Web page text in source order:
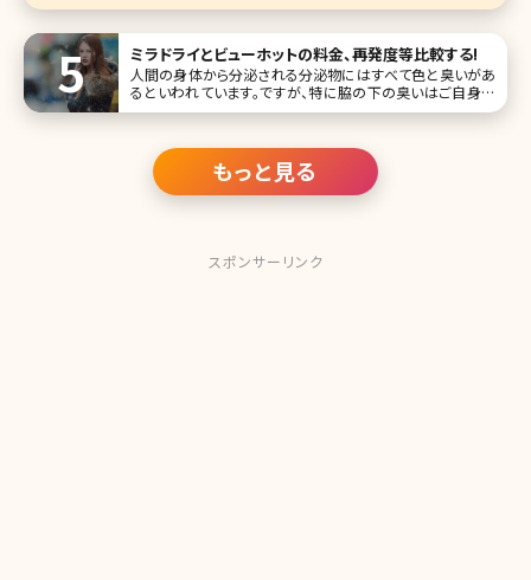
ミラドライとビューホットの料金、再発度等比較する!
人間の身体から分泌される分泌物にはすべて色と臭いがあ
るといわれています。ですが、特に脇の下の臭いはご自身だ
けではなく、他人に不快感を与えてしまうことも少なくありま
ン汗腺から分泌される汗が原因となっていますが、実は、汗
には水分だけではなく、
もっと見る
スポンサーリンク